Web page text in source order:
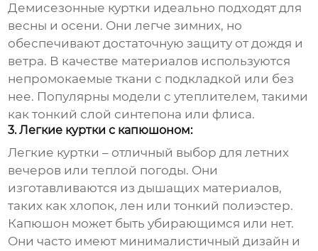
Демисезонные куртки идеально подходят для
весны и осени. Они легче зимних, но
обеспечивают достаточную защиту от дождя и
ветра. В качестве материалов используются
непромокаемые ткани с подкладкой или без
нее. Популярны модели с утеплителем, такими
как тонкий слой синтепона или флиса.
3. Легкие куртки с капюшоном:
Легкие куртки – отличный выбор для летних
вечеров или теплой погоды. Они
изготавливаются из дышащих материалов,
таких как хлопок, лен или тонкий полиэстер.
Капюшон может быть убирающимся или нет.
Они часто имеют минималистичный дизайн и